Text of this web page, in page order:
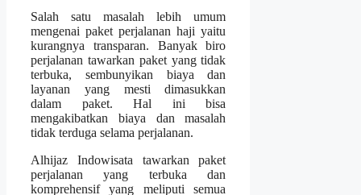
Salah satu masalah lebih umum
mengenai paket perjalanan haji yaitu
kurangnya transparan. Banyak biro
perjalanan tawarkan paket yang tidak
terbuka, sembunyikan biaya dan
layanan yang mesti dimasukkan
dalam paket. Hal ini bisa
mengakibatkan biaya dan masalah
tidak terduga selama perjalanan.
Alhijaz Indowisata tawarkan paket
perjalanan yang terbuka dan
komprehensif yang meliputi semua